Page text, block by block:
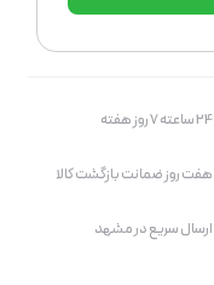
24 ساعته 7 روز هفته
هفت روز ضمانت بازگشت کالا
ارسال سریع در مشهد